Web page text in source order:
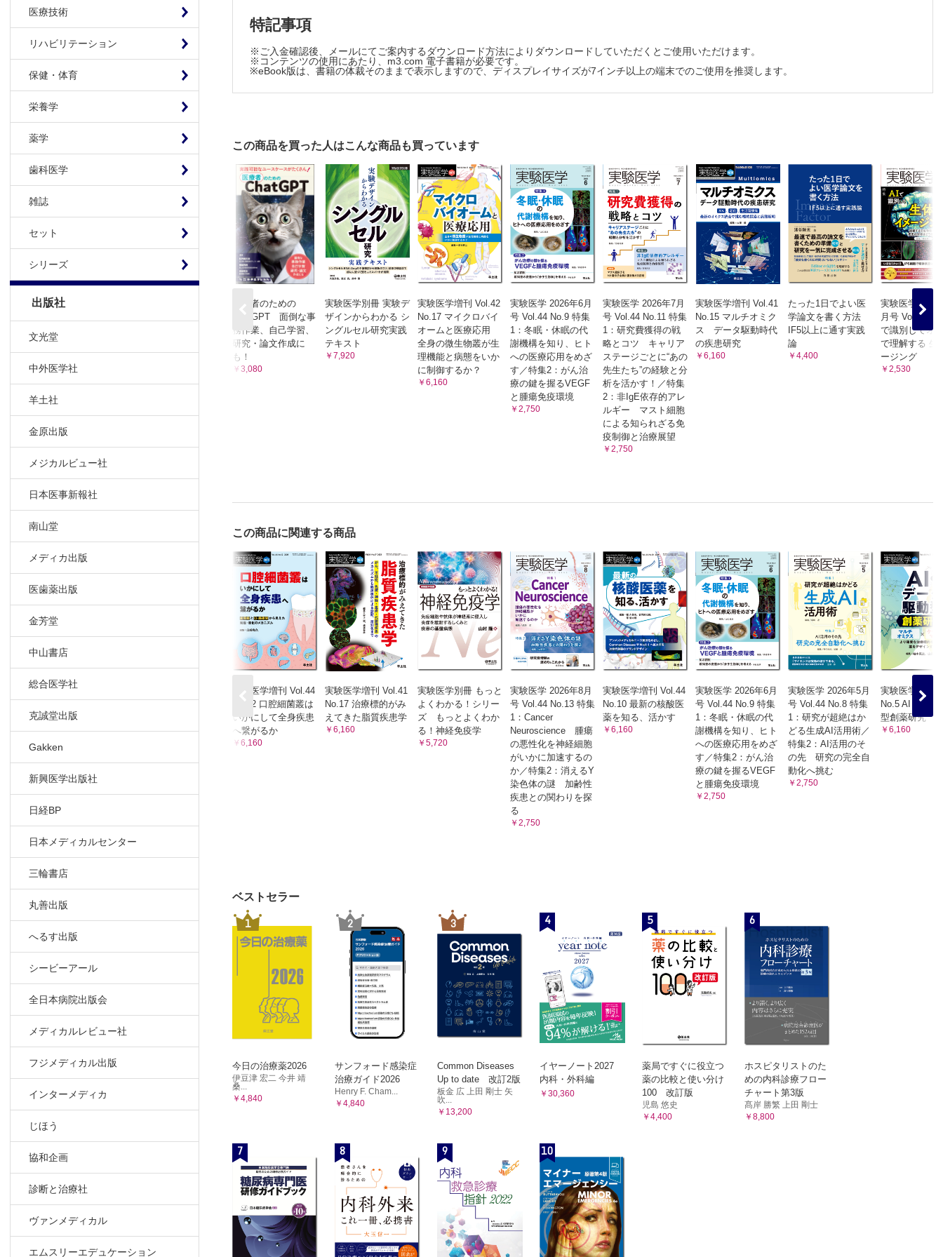
医療技術
リハビリテーション
保健・体育
栄養学
薬学
歯科医学
雑誌
セット
シリーズ
出版社
文光堂
中外医学社
羊土社
金原出版
メジカルビュー社
日本医事新報社
南山堂
メディカ出版
医歯薬出版
金芳堂
中山書店
総合医学社
克誠堂出版
Gakken
新興医学出版社
日経BP
日本メディカルセンター
三輪書店
丸善出版
へるす出版
シービーアール
全日本病院出版会
メディカルレビュー社
フジメディカル出版
インターメディカ
じほう
協和企画
診断と治療社
ヴァンメディカル
エムスリーエデュケーション
10. セルオミクスが実現するオルガノイドの全細胞解析［金光昌史，洲﨑悦生］
1. 脳オルガノイド技術を用いた認知症研究への挑戦―次世代型認知症モデル脳オルガノイドの作製［嶋田弘子，岡野栄之］
2. オルガノイドを利用した消化器領域の再生医療の開発［岡本隆一，水谷知裕，清水寛路］
3. オルガノイド技術とAIが加速する精密医療［川上英良］
6. 生命進化からみる腎臓オルガノイド研究［髙里 実］
7. Organoid intelligenceへの挑戦［鈴木郁郎］
索引
特記事項
※ご入金確認後、メールにてご案内するダウンロード方法によりダウンロードしていただくとご使用いただけます。
※コンテンツの使用にあたり、m3.com 電子書籍が必要です。
※eBook版は、書籍の体裁そのままで表示しますので、ディスプレイサイズが7インチ以上の端末でのご使用を推奨します。
この商品を買った人はこんな商品も買っています
医療者のための
ChatGPT 面倒な事
務作業、自己学習、
研究・論文作成に
も！
￥3,080
実験医学別冊 実験デ
ザインからわかる シ
ングルセル研究実践
テキスト
￥7,920
実験医学増刊 Vol.42
No.17 マイクロバイ
オームと医療応用
全身の微生物叢が生
理機能と病態をいか
に制御するか？
￥6,160
実験医学 2026年6月
号 Vol.44 No.9 特集
1：冬眠・休眠の代
謝機構を知り、ヒト
への医療応用をめざ
す／特集2：がん治
療の鍵を握るVEGF
と腫瘍免疫環境
￥2,750
実験医学 2026年7月
号 Vol.44 No.11 特集
1：研究費獲得の戦
略とコツ キャリア
ステージごとに“あの
先生たち”の経験と分
析を活かす！／特集
2：非IgE依存的アレ
ルギー マスト細胞
による知られざる免
疫制御と治療展望
￥2,750
実験医学増刊 Vol.41
No.15 マルチオミク
ス データ駆動時代
の疾患研究
￥6,160
たった1日でよい医
学論文を書く方法
IF5以上に通す実践
論
￥4,400
実験医学 2024
月号 Vol.42
で識別してオ
で理解する 生
ージング
￥2,530
この商品に関連する商品
実験医学増刊 Vol.44
No.12 口腔細菌叢は
いかにして全身疾患
へ繋がるか
￥6,160
実験医学増刊 Vol.41
No.17 治療標的がみ
えてきた脂質疾患学
￥6,160
実験医学別冊 もっと
よくわかる！シリー
ズ もっとよくわか
る！神経免疫学
￥5,720
実験医学 2026年8月
号 Vol.44 No.13 特集
1：Cancer
Neuroscience 腫瘍
の悪性化を神経細胞
がいかに加速するの
か／特集2：消えるY
染色体の謎 加齢性
疾患との関わりを探
る
￥2,750
実験医学増刊 Vol.44
No.10 最新の核酸医
薬を知る、活かす
￥6,160
実験医学 2026年6月
号 Vol.44 No.9 特集
1：冬眠・休眠の代
謝機構を知り、ヒト
への医療応用をめざ
す／特集2：がん治
療の鍵を握るVEGF
と腫瘍免疫環境
￥2,750
実験医学 2026年5月
号 Vol.44 No.8 特集
1：研究が超絶はか
どる生成AI活用術／
特集2：AI活用のそ
の先 研究の完全自
動化へ挑む
￥2,750
実験医学増刊
No.5 AI・デー
型創薬研究
￥6,160
ベストセラー
1
今日の治療薬2026
伊豆津 宏二 今井 靖
桑...
￥4,840
2
サンフォード感染症
治療ガイド2026
Henry F. Cham...
￥4,840
3
Common Diseases
Up to date 改訂2版
板金 広 上田 剛士 矢
吹...
￥13,200
4
イヤーノート2027
内科・外科編
￥30,360
5
薬局ですぐに役立つ
薬の比較と使い分け
100 改訂版
児島 悠史
￥4,400
6
ホスピタリストのた
めの内科診療フロー
チャート第3版
髙岸 勝繁 上田 剛士
￥8,800
7 8 9 10